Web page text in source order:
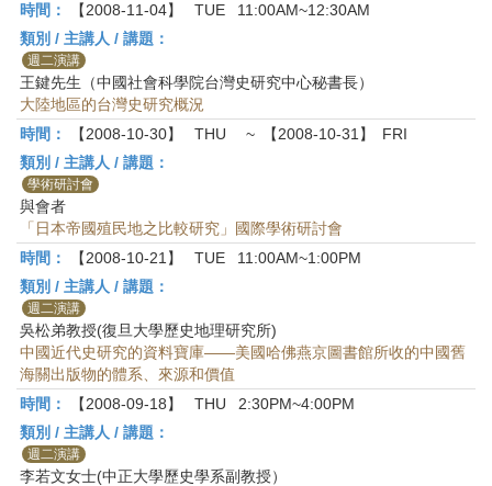
時間：
【2008-11-04】 TUE
11:00AM~12:30AM
類別 / 主講人 / 講題：
週二演講
王鍵先生（中國社會科學院台灣史研究中心秘書長）
大陸地區的台灣史研究概況
時間：
【2008-10-30】 THU ~ 【2008-10-31】
FRI
類別 / 主講人 / 講題：
學術研討會
與會者
「日本帝國殖民地之比較研究」國際學術研討會
時間：
【2008-10-21】 TUE
11:00AM~1:00PM
類別 / 主講人 / 講題：
週二演講
吳松弟教授(復旦大學歷史地理研究所)
中國近代史研究的資料寶庫——美國哈佛燕京圖書館所收的中國舊
海關出版物的體系、來源和價值
時間：
【2008-09-18】 THU
2:30PM~4:00PM
類別 / 主講人 / 講題：
週二演講
李若文女士(中正大學歷史學系副教授）